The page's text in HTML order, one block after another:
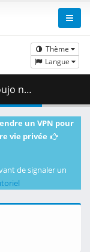
Thème
Langue
MB )
un VPN pour
vie privée
de signaler un